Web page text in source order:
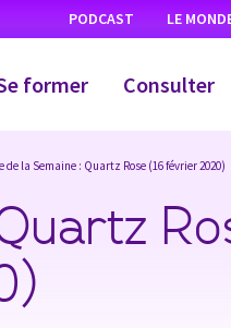
PODCAST LE
former Consulter
de la Semaine : Quartz Rose (16 février 2020)